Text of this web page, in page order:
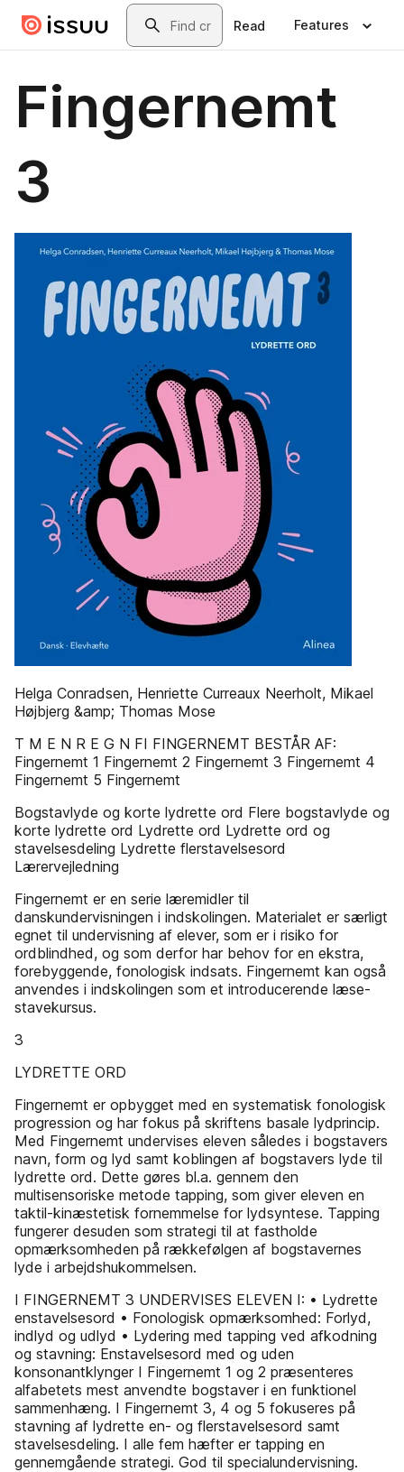
Skip to main contentSearch
Read Features
Fingernemt
3
Helga Conradsen, Henriette Curreaux Neerholt, Mikael
Højbjerg &amp; Thomas Mose
T M E N R E G N FI FINGERNEMT BESTÅR AF:
Fingernemt 1 Fingernemt 2 Fingernemt 3 Fingernemt 4
Fingernemt 5 Fingernemt
Bogstavlyde og korte lydrette ord Flere bogstavlyde og
korte lydrette ord Lydrette ord Lydrette ord og
stavelsesdeling Lydrette flerstavelsesord
Lærervejledning
Fingernemt er en serie læremidler til
danskundervisningen i indskolingen. Materialet er særligt
egnet til undervisning af elever, som er i risiko for
ordblindhed, og som derfor har behov for en ekstra,
forebyggende, fonologisk indsats. Fingernemt kan også
anvendes i indskolingen som et introducerende læse-
stavekursus.
3
LYDRETTE ORD
Fingernemt er opbygget med en systematisk fonologisk
progression og har fokus på skriftens basale lydprincip.
Med Fingernemt undervises eleven således i bogstavers
navn, form og lyd samt koblingen af bogstavers lyde til
lydrette ord. Dette gøres bl.a. gennem den
multisensoriske metode tapping, som giver eleven en
taktil-kinæstetisk fornemmelse for lydsyntese. Tapping
fungerer desuden som strategi til at fastholde
opmærksomheden på rækkefølgen af bogstavernes
lyde i arbejdshukommelsen.
I FINGERNEMT 3 UNDERVISES ELEVEN I: • Lydrette
enstavelsesord • Fonologisk opmærksomhed: Forlyd,
indlyd og udlyd • Lydering med tapping ved afkodning
og stavning: Enstavelsesord med og uden
konsonantklynger I Fingernemt 1 og 2 præsenteres
alfabetets mest anvendte bogstaver i en funktionel
sammenhæng. I Fingernemt 3, 4 og 5 fokuseres på
stavning af lydrette en- og flerstavelsesord samt
stavelsesdeling. I alle fem hæfter er tapping en
gennemgående strategi. God til specialundervisning.